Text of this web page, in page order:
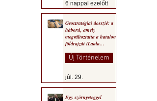
6 nappal ezelőtt
Geostratégiai dosszié: a
háború, amely
megváltoztatta a hatalom
földrajzát (Laala
Új Történelem
júl. 29.
Egy szörnyeteggel